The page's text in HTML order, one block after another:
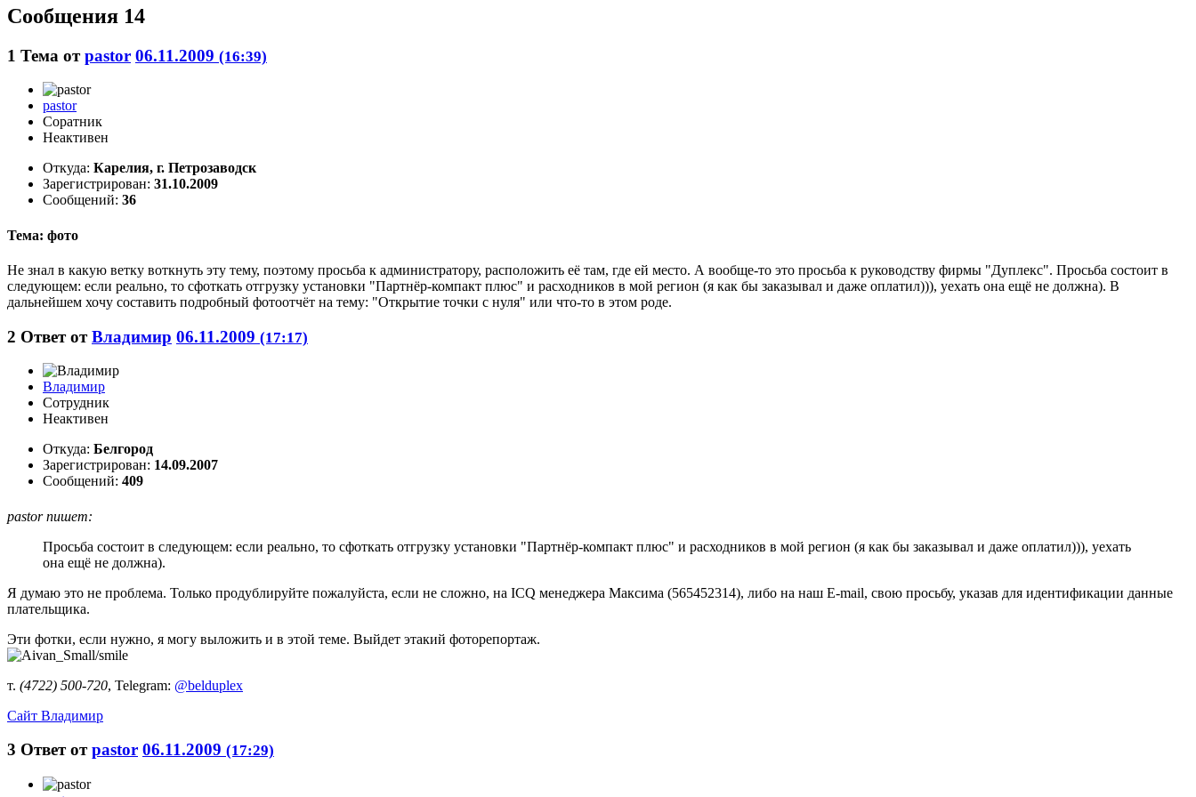
Сообщения 14
1 Тема отpastor 06.11.2009 (16:39)
pastor
Соратник
Неактивен
Откуда: Карелия, г. Петрозаводск
Зарегистрирован: 31.10.2009
Сообщений: 36
Тема: фото
Не знал в какую ветку воткнуть эту тему, поэтому просьба к администратору, расположить её там, где ей место. А вообще-то это просьба к руководству фирмы "Дуплекс". Просьба состоит в
следующем: если реально, то сфоткать отгрузку установки "Партнёр-компакт плюс" и расходников в мой регион (я как бы заказывал и даже оплатил))), уехать она ещё не должна). В
дальнейшем хочу составить подробный фотоотчёт на тему: "Открытие точки с нуля" или что-то в этом роде.
2 Ответ отВладимир 06.11.2009 (17:17)
Владимир
Сотрудник
Неактивен
Откуда: Белгород
Зарегистрирован: 14.09.2007
Сообщений: 409
pastor пишет:
Просьба состоит в следующем: если реально, то сфоткать отгрузку установки "Партнёр-компакт плюс" и расходников в мой регион (я как бы заказывал и даже оплатил))), уехать
она ещё не должна).
Я думаю это не проблема. Только продублируйте пожалуйста, если не сложно, на ICQ менеджера Максима (565452314), либо на наш E-mail, свою просьбу, указав для идентификации данные
плательщика.
Эти фотки, если нужно, я могу выложить и в этой теме. Выйдет этакий фоторепортаж.
т. (4722) 500-720, Telegram: @belduplex
Сайт Владимир
3 Ответ отpastor 06.11.2009 (17:29)